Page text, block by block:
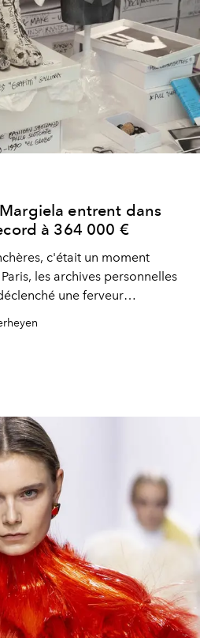
entrent dans
à 364 000 €
c'était un moment
les archives personnelles
une ferveur
avec un record mondial : une
s'est envolée à 364 000